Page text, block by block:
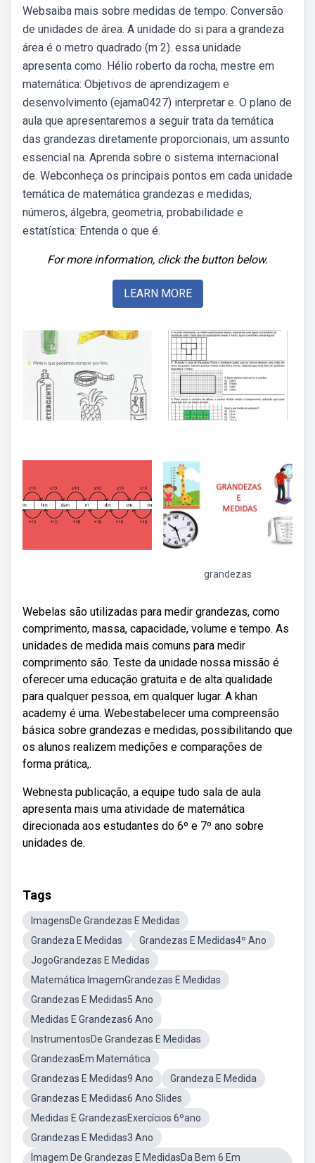
Websaiba mais sobre medidas de tempo. Conversão
de unidades de área. A unidade do si para a grandeza
área é o metro quadrado (m 2). essa unidade
apresenta como. Hélio roberto da rocha, mestre em
matemática: Objetivos de aprendizagem e
desenvolvimento (ejama0427) interpretar e. O plano de
aula que apresentaremos a seguir trata da temática
das grandezas diretamente proporcionais, um assunto
essencial na. Aprenda sobre o sistema internacional
de. Webconheça os principais pontos em cada unidade
temática de matemática grandezas e medidas,
números, álgebra, geometria, probabilidade e
estatística: Entenda o que é.
For more information, click the button below.
LEARN MORE
grandezas
Webelas são utilizadas para medir grandezas, como
comprimento, massa, capacidade, volume e tempo. As
unidades de medida mais comuns para medir
comprimento são. Teste da unidade nossa missão é
oferecer uma educação gratuita e de alta qualidade
para qualquer pessoa, em qualquer lugar. A khan
academy é uma. Webestabelecer uma compreensão
básica sobre grandezas e medidas, possibilitando que
os alunos realizem medições e comparações de
forma prática,.
Webnesta publicação, a equipe tudo sala de aula
apresenta mais uma atividade de matemática
direcionada aos estudantes do 6º e 7º ano sobre
unidades de.
Tags
ImagensDe Grandezas E Medidas
Grandeza E Medidas
Grandezas E Medidas4º Ano
JogoGrandezas E Medidas
Matemática ImagemGrandezas E Medidas
Grandezas E Medidas5 Ano
Medidas E Grandezas6 Ano
InstrumentosDe Grandezas E Medidas
GrandezasEm Matemática
Grandezas E Medidas9 Ano
Grandeza E Medida
Grandezas E Medidas6 Ano Slides
Medidas E GrandezasExercícios 6ºano
Grandezas E Medidas3 Ano
Imagem De Grandezas E MedidasDa Bem 6 Em